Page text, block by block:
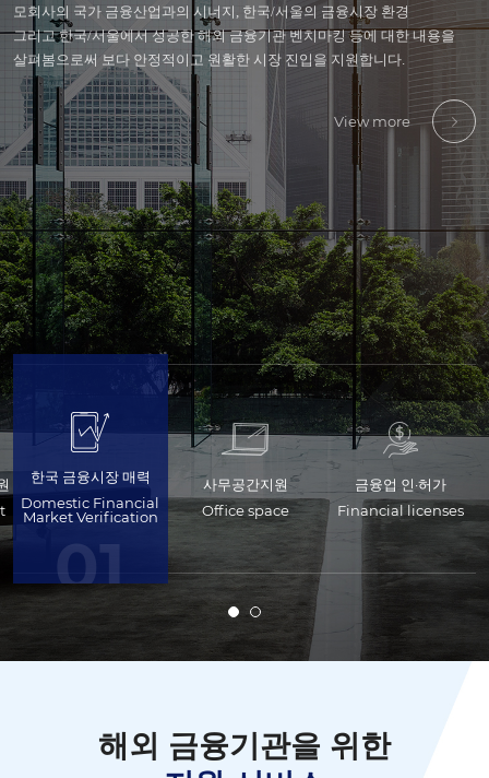
모회사의 국가 금융산업과의 시너지, 한국/서울의 금융시장 환경
그리고 한국/서울에서 성공한 해외 금융기관 벤치마킹 등에 대한 내용을
살펴봄으로써 보다 안정적이고 원활한 시장 진입을 지원합니다.
View more
금융업무를 위한 사무공간에 대한 내용을 다루고 있습니다.
구체적으로는 인력투입 검토를 위한 공간, 인허가 신청을 위한 임시사무소,
국내 금융기관과의 원활하게 네트워킹 할 수 있는 장소에 대한 내용을
확인해보실 수 있습니다.
View more
한국에서의 금융업을 영위하기위한 내용을 주로 살펴볼 수 있습니다.
구체적으로는 각 금융업종별 인허가 진행 단계, 컴플라이언스· 내부통제,
서버 등 인프라 구축, 인허가 진행과 관련된 외주업체 선정리스트 등을
다루고 있습니다.
View more
한국시장의 인력채용 및 노무 관련 법령, 제도 등을 다루고 있습니다.
구체적으로는 한국지사 및 자회사 책임자 채용, 중간관리자 인력 채용 및
근로계약, 외국인 채용관련 비자 등에 대한 내용을 확인해 보실 수
있습니다.
View more
세무, 재무, 감사와 관련된 내용을 주로 다루고 있습니다.
구체적으로는 금융기준/회계감사 제도, 조세·재무 ·회계기준, 내부통제,
외국인 회계/세무 상담채널 등에 대한 내용을 전반적으로 살펴볼 수
있습니다.
View more
한국법인 소속의 임직원이 한국/서울에서 안정적인 생활을 이어나갈 수
있도록,
대사관/영사관, 외국인 학교, 호텔/숙소, 병원, 교통, 식사 등 생활과 관련한
다양한 정보를 제공합니다.
View more
한국 금융시장 매력
Domestic Financial
Market Verification
01
사무공간지원
Office space
금융업 인·허가
Financial licenses
해외 금융기관을 위한